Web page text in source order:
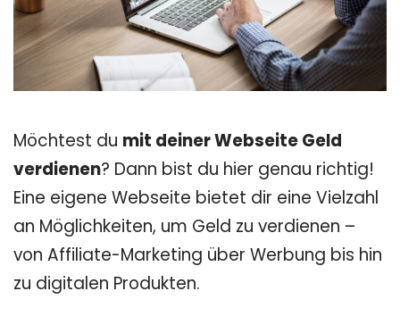
Möchtest du mit deiner Webseite Geld
verdienen? Dann bist du hier genau richtig!
Eine eigene Webseite bietet dir eine Vielzahl
an Möglichkeiten, um Geld zu verdienen –
von Affiliate-Marketing über Werbung bis hin
zu digitalen Produkten.